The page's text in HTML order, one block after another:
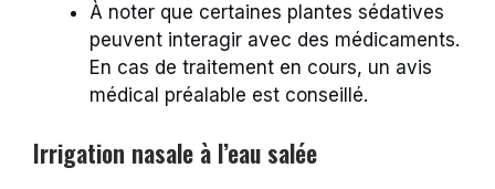
À noter que certaines plantes sédatives
peuvent interagir avec des médicaments.
En cas de traitement en cours, un avis
médical préalable est conseillé.
Irrigation nasale à l’eau salée